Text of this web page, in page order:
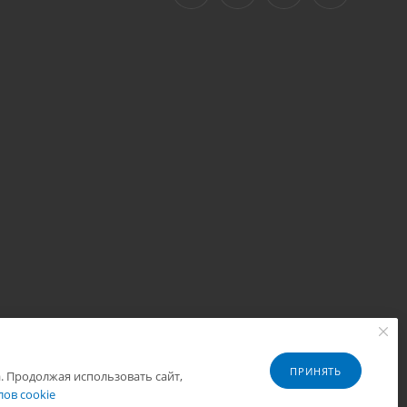
Разработано в
использовать сайт,
cookie
ПРИНЯТЬ